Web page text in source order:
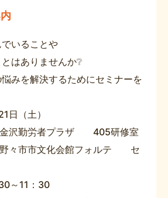
いることや
はありませんか❔
みを解決するためにセミナーを
（土）
労者プラザ 405研修室
市文化会館フォルテ セ
～11：30